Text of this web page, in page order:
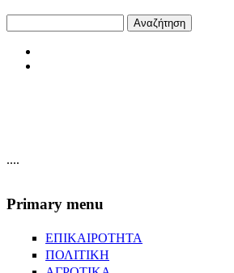
....
Primary menu
ΕΠΙΚΑΙΡΟΤΗΤΑ
ΠΟΛΙΤΙΚΗ